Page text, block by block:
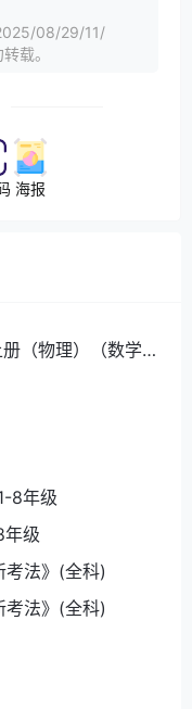
08/29/11/
载。
海报
（物理）（数学）
8年级
级
法》(全科)
法》(全科)